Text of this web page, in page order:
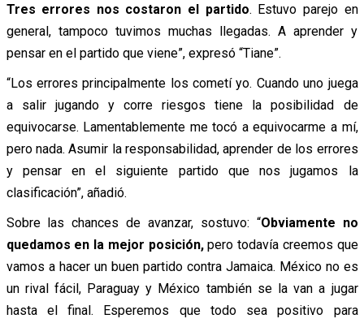
Tres errores nos costaron el partido. Estuvo parejo en
general, tampoco tuvimos muchas llegadas. A aprender y
pensar en el partido que viene”, expresó “Tiane”.
“Los errores principalmente los cometí yo. Cuando uno juega
a salir jugando y corre riesgos tiene la posibilidad de
equivocarse. Lamentablemente me tocó a equivocarme a mí,
pero nada. Asumir la responsabilidad, aprender de los errores
y pensar en el siguiente partido que nos jugamos la
clasificación”, añadió.
Sobre las chances de avanzar, sostuvo: “Obviamente no
quedamos en la mejor posición,pero todavía creemos que
vamos a hacer un buen partido contra Jamaica. México no es
un rival fácil, Paraguay y México también se la van a jugar
hasta el final. Esperemos que todo sea positivo para